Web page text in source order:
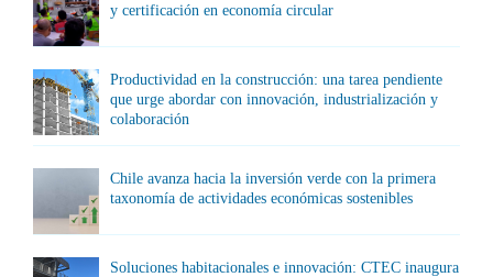
y certificación en economía circular
Productividad en la construcción: una tarea pendiente
que urge abordar con innovación, industrialización y
colaboración
Chile avanza hacia la inversión verde con la primera
taxonomía de actividades económicas sostenibles
Soluciones habitacionales e innovación: CTEC inaugura